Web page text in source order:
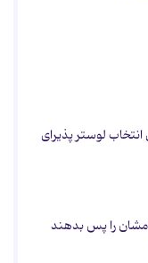
لوستر پذیرای